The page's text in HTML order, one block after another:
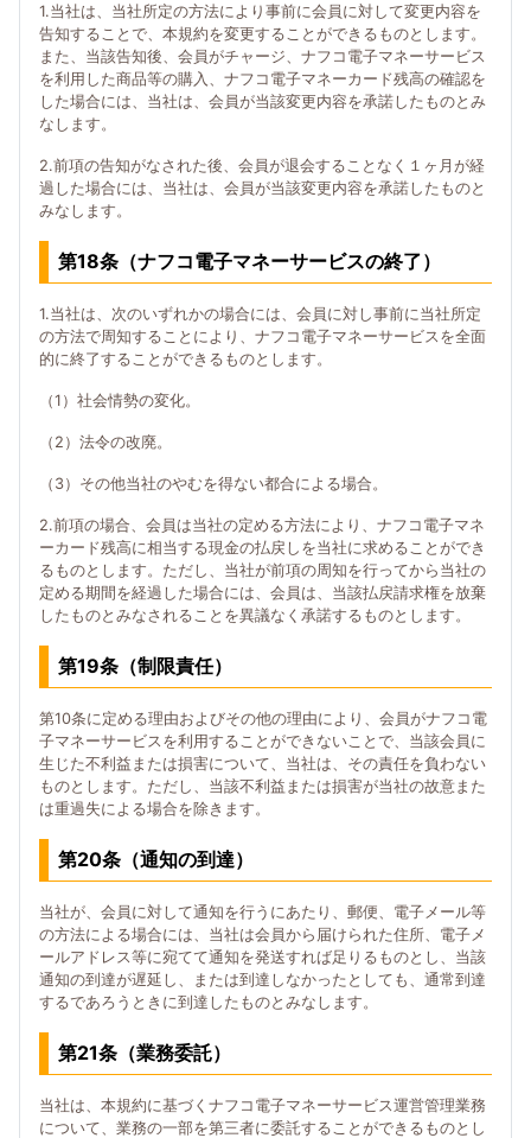
1.当社は、当社所定の方法により事前に会員に対して変更内容を
告知することで、本規約を変更することができるものとします。
また、当該告知後、会員がチャージ、ナフコ電子マネーサービス
を利用した商品等の購入、ナフコ電子マネーカード残高の確認を
した場合には、当社は、会員が当該変更内容を承諾したものとみ
なします。
2.前項の告知がなされた後、会員が退会することなく１ヶ月が経
過した場合には、当社は、会員が当該変更内容を承諾したものと
みなします。
第18条（ナフコ電子マネーサービスの終了）
1.当社は、次のいずれかの場合には、会員に対し事前に当社所定
の方法で周知することにより、ナフコ電子マネーサービスを全面
的に終了することができるものとします。
（1）社会情勢の変化。
（2）法令の改廃。
（3）その他当社のやむを得ない都合による場合。
2.前項の場合、会員は当社の定める方法により、ナフコ電子マネ
ーカード残高に相当する現金の払戻しを当社に求めることができ
るものとします。ただし、当社が前項の周知を行ってから当社の
定める期間を経過した場合には、会員は、当該払戻請求権を放棄
したものとみなされることを異議なく承諾するものとします。
第19条（制限責任）
第10条に定める理由およびその他の理由により、会員がナフコ電
子マネーサービスを利用することができないことで、当該会員に
生じた不利益または損害について、当社は、その責任を負わない
ものとします。ただし、当該不利益または損害が当社の故意また
は重過失による場合を除きます。
第20条（通知の到達）
当社が、会員に対して通知を行うにあたり、郵便、電子メール等
の方法による場合には、当社は会員から届けられた住所、電子メ
ールアドレス等に宛てて通知を発送すれば足りるものとし、当該
通知の到達が遅延し、または到達しなかったとしても、通常到達
するであろうときに到達したものとみなします。
第21条（業務委託）
当社は、本規約に基づくナフコ電子マネーサービス運営管理業務
について、業務の一部を第三者に委託することができるものとし